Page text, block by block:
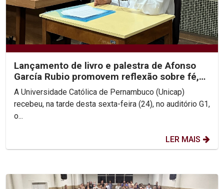
Lançamento de livro e palestra de Afonso
García Rubio promovem reflexão sobre fé,
Igreja e esperança
A Universidade Católica de Pernambuco (Unicap)
recebeu, na tarde desta sexta-feira (24), no auditório G1,
o...
LER MAIS